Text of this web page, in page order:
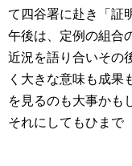
て四谷署に赴き「証
午後は、定例の組合
近況を語り合いその
く大きな意味も成果
を見るのも大事かも
それにしてもひまで